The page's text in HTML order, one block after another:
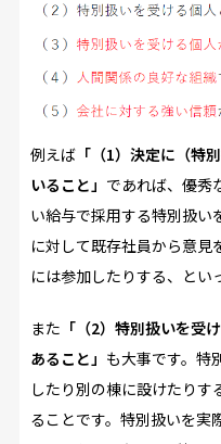
例えば「（1）決定に（特
いること」 であれば、優秀
い給与で採用する特別扱い
に対して既存社員から意見
には参加したりする、とい
また 「（2）特別扱いを受
あること」 も大事です。特
したり別の棟に設けたり
ることです。特別扱いを実